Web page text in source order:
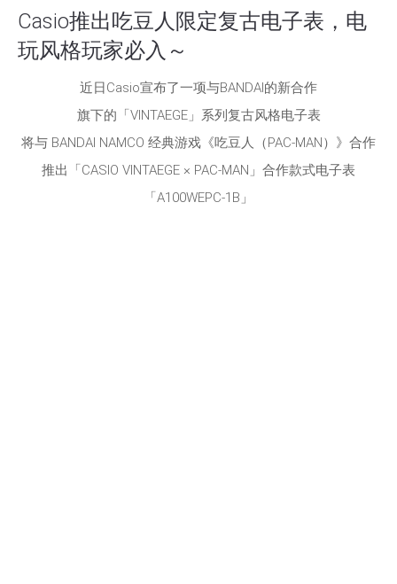
Casio推出吃豆人限定复古电子表，电
玩风格玩家必入～
近日Casio宣布了一项与BANDAI的新合作
旗下的「VINTAEGE」系列复古风格电子表
将与 BANDAI NAMCO 经典游戏《吃豆人（PAC-MAN）》合作
推出「CASIO VINTAEGE × PAC-MAN」合作款式电子表
「A100WEPC-1B」